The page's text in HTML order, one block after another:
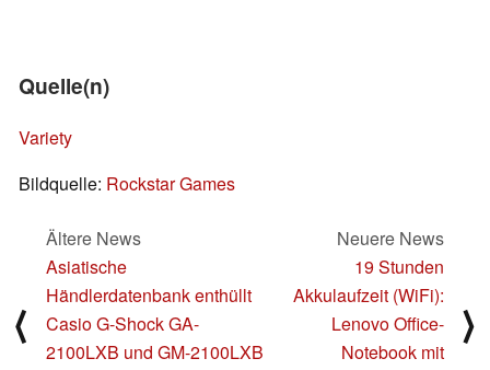
Quelle(n)
Variety
Bildquelle: Rockstar Games
⟨
Ältere News
Asiatische
Händlerdatenbank enthüllt
Casio G-Shock GA-
2100LXB und GM-2100LXB
Neuere News
19 Stunden
Akkulaufzeit (WiFi):
Lenovo Office-
Notebook mit
⟩